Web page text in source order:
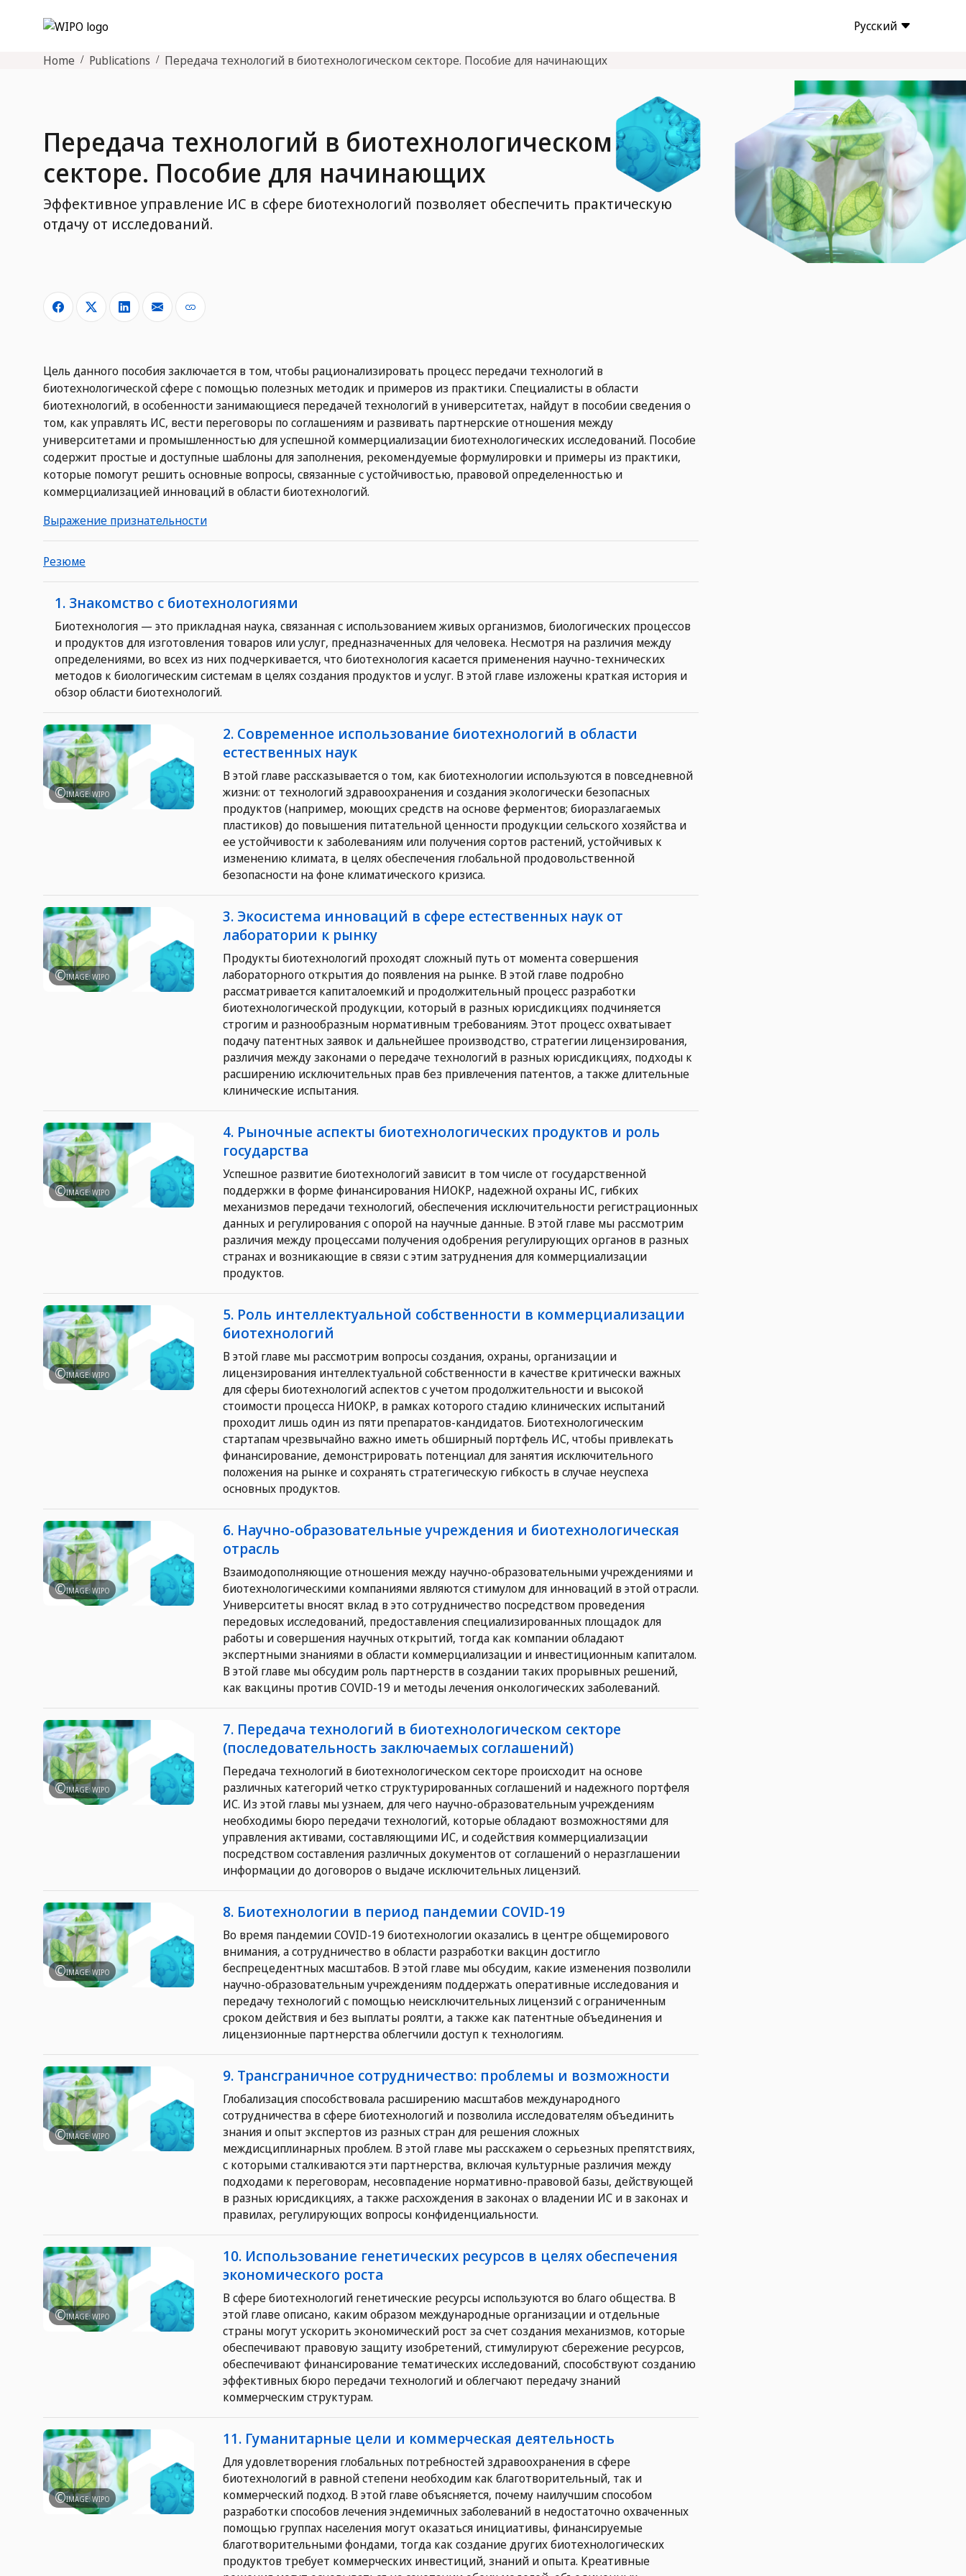
Русский
Home Publications Передача технологий в биотехнологическом секторе. Пособие для начинающих
Передача технологий в биотехнологическом
секторе. Пособие для начинающих
Эффективное управление ИС в сфере биотехнологий позволяет обеспечить практическую
отдачу от исследований.
Цель данного пособия заключается в том, чтобы рационализировать процесс передачи технологий в
биотехнологической сфере с помощью полезных методик и примеров из практики. Специалисты в области
биотехнологий, в особенности занимающиеся передачей технологий в университетах, найдут в пособии сведения о
том, как управлять ИС, вести переговоры по соглашениям и развивать партнерские отношения между
университетами и промышленностью для успешной коммерциализации биотехнологических исследований. Пособие
содержит простые и доступные шаблоны для заполнения, рекомендуемые формулировки и примеры из практики,
которые помогут решить основные вопросы, связанные с устойчивостью, правовой определенностью и
коммерциализацией инноваций в области биотехнологий.
Выражение признательности
Резюме
1. Знакомство с биотехнологиями
Биотехнология — это прикладная наука, связанная с использованием живых организмов, биологических процессов
и продуктов для изготовления товаров или услуг, предназначенных для человека. Несмотря на различия между
определениями, во всех из них подчеркивается, что биотехнология касается применения научно-технических
методов к биологическим системам в целях создания продуктов и услуг. В этой главе изложены краткая история и
обзор области биотехнологий.
IMAGE: WIPO
2. Современное использование биотехнологий в области
естественных наук
В этой главе рассказывается о том, как биотехнологии используются в повседневной
жизни: от технологий здравоохранения и создания экологически безопасных
продуктов (например, моющих средств на основе ферментов; биоразлагаемых
пластиков) до повышения питательной ценности продукции сельского хозяйства и
ее устойчивости к заболеваниям или получения сортов растений, устойчивых к
изменению климата, в целях обеспечения глобальной продовольственной
безопасности на фоне климатического кризиса.
IMAGE: WIPO
3. Экосистема инноваций в сфере естественных наук от
лаборатории к рынку
Продукты биотехнологий проходят сложный путь от момента совершения
лабораторного открытия до появления на рынке. В этой главе подробно
рассматривается капиталоемкий и продолжительный процесс разработки
биотехнологической продукции, который в разных юрисдикциях подчиняется
строгим и разнообразным нормативным требованиям. Этот процесс охватывает
подачу патентных заявок и дальнейшее производство, стратегии лицензирования,
различия между законами о передаче технологий в разных юрисдикциях, подходы к
расширению исключительных прав без привлечения патентов, а также длительные
клинические испытания.
IMAGE: WIPO
4. Рыночные аспекты биотехнологических продуктов и роль
государства
Успешное развитие биотехнологий зависит в том числе от государственной
поддержки в форме финансирования НИОКР, надежной охраны ИС, гибких
механизмов передачи технологий, обеспечения исключительности регистрационных
данных и регулирования с опорой на научные данные. В этой главе мы рассмотрим
различия между процессами получения одобрения регулирующих органов в разных
странах и возникающие в связи с этим затруднения для коммерциализации
продуктов.
IMAGE: WIPO
5. Роль интеллектуальной собственности в коммерциализации
биотехнологий
В этой главе мы рассмотрим вопросы создания, охраны, организации и
лицензирования интеллектуальной собственности в качестве критически важных
для сферы биотехнологий аспектов с учетом продолжительности и высокой
стоимости процесса НИОКР, в рамках которого стадию клинических испытаний
проходит лишь один из пяти препаратов-кандидатов. Биотехнологическим
стартапам чрезвычайно важно иметь обширный портфель ИС, чтобы привлекать
финансирование, демонстрировать потенциал для занятия исключительного
положения на рынке и сохранять стратегическую гибкость в случае неуспеха
основных продуктов.
IMAGE: WIPO
6. Научно-образовательные учреждения и биотехнологическая
отрасль
Взаимодополняющие отношения между научно-образовательными учреждениями и
биотехнологическими компаниями являются стимулом для инноваций в этой отрасли.
Университеты вносят вклад в это сотрудничество посредством проведения
передовых исследований, предоставления специализированных площадок для
работы и совершения научных открытий, тогда как компании обладают
экспертными знаниями в области коммерциализации и инвестиционным капиталом.
В этой главе мы обсудим роль партнерств в создании таких прорывных решений,
как вакцины против COVID-19 и методы лечения онкологических заболеваний.
IMAGE: WIPO
7. Передача технологий в биотехнологическом секторе
(последовательность заключаемых соглашений)
Передача технологий в биотехнологическом секторе происходит на основе
различных категорий четко структурированных соглашений и надежного портфеля
ИС. Из этой главы мы узнаем, для чего научно-образовательным учреждениям
необходимы бюро передачи технологий, которые обладают возможностями для
управления активами, составляющими ИС, и содействия коммерциализации
посредством составления различных документов от соглашений о неразглашении
информации до договоров о выдаче исключительных лицензий.
IMAGE: WIPO
8. Биотехнологии в период пандемии COVID-19
Во время пандемии COVID-19 биотехнологии оказались в центре общемирового
внимания, а сотрудничество в области разработки вакцин достигло
беспрецедентных масштабов. В этой главе мы обсудим, какие изменения позволили
научно-образовательным учреждениям поддержать оперативные исследования и
передачу технологий с помощью неисключительных лицензий с ограниченным
сроком действия и без выплаты роялти, а также как патентные объединения и
лицензионные партнерства облегчили доступ к технологиям.
IMAGE: WIPO
9. Трансграничное сотрудничество: проблемы и возможности
Глобализация способствовала расширению масштабов международного
сотрудничества в сфере биотехнологий и позволила исследователям объединить
знания и опыт экспертов из разных стран для решения сложных
междисциплинарных проблем. В этой главе мы расскажем о серьезных препятствиях,
с которыми сталкиваются эти партнерства, включая культурные различия между
подходами к переговорам, несовпадение нормативно-правовой базы, действующей
в разных юрисдикциях, а также расхождения в законах о владении ИС и в законах и
правилах, регулирующих вопросы конфиденциальности.
IMAGE: WIPO
10. Использование генетических ресурсов в целях обеспечения
экономического роста
В сфере биотехнологий генетические ресурсы используются во благо общества. В
этой главе описано, каким образом международные организации и отдельные
страны могут ускорить экономический рост за счет создания механизмов, которые
обеспечивают правовую защиту изобретений, стимулируют сбережение ресурсов,
обеспечивают финансирование тематических исследований, способствуют созданию
эффективных бюро передачи технологий и облегчают передачу знаний
коммерческим структурам.
IMAGE: WIPO
11. Гуманитарные цели и коммерческая деятельность
Для удовлетворения глобальных потребностей здравоохранения в сфере
биотехнологий в равной степени необходим как благотворительный, так и
коммерческий подход. В этой главе объясняется, почему наилучшим способом
разработки способов лечения эндемичных заболеваний в недостаточно охваченных
помощью группах населения могут оказаться инициативы, финансируемые
благотворительными фондами, тогда как создание других биотехнологических
продуктов требует коммерческих инвестиций, знаний и опыта. Креативные